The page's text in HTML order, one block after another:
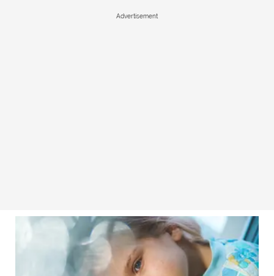
Advertisement